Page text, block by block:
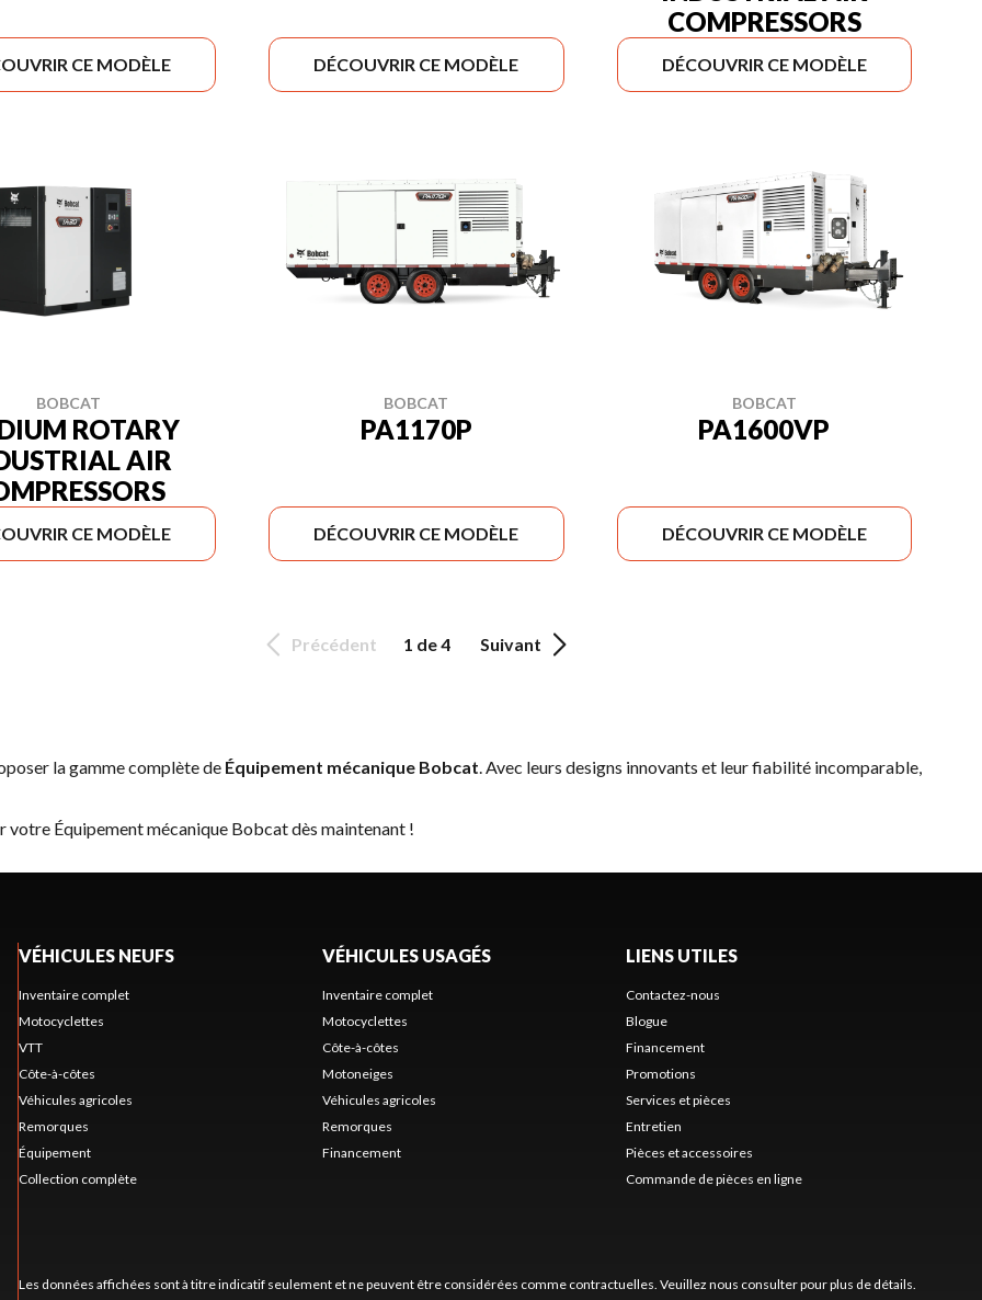
CE MODÈLE DÉCOUVRIR CE MODÈLE
COMPRESSORS
DÉCOUVRIR CE MODÈLE
BOBCAT
ROTARY
AIR
CE MODÈLE
BOBCAT
PA1170P
DÉCOUVRIR CE MODÈLE
BOBCAT
PA1600VP
DÉCOUVRIR CE MODÈLE
Précédent 1 de 4 Suivant
la gamme complète de Équipement mécanique Bobcat. Avec leurs designs innovants et leur fiabilité incomparable,
votre Équipement mécanique Bobcat dès maintenant !
VÉHICULES NEUFS
Inventaire complet
Motocyclettes
VTT
Côte-à-côtes
Véhicules agricoles
Remorques
Équipement
Collection complète
VÉHICULES USAGÉS
Inventaire complet
Motocyclettes
Côte-à-côtes
Motoneiges
Véhicules agricoles
Remorques
Financement
LIENS UTILES
Contactez-nous
Blogue
Financement
Promotions
Services et pièces
Entretien
Pièces et accessoires
Commande de pièces en ligne
Les données affichées sont à titre indicatif seulement et ne peuvent être considérées comme contractuelles. Veuillez nous consulter pour plus de détails.